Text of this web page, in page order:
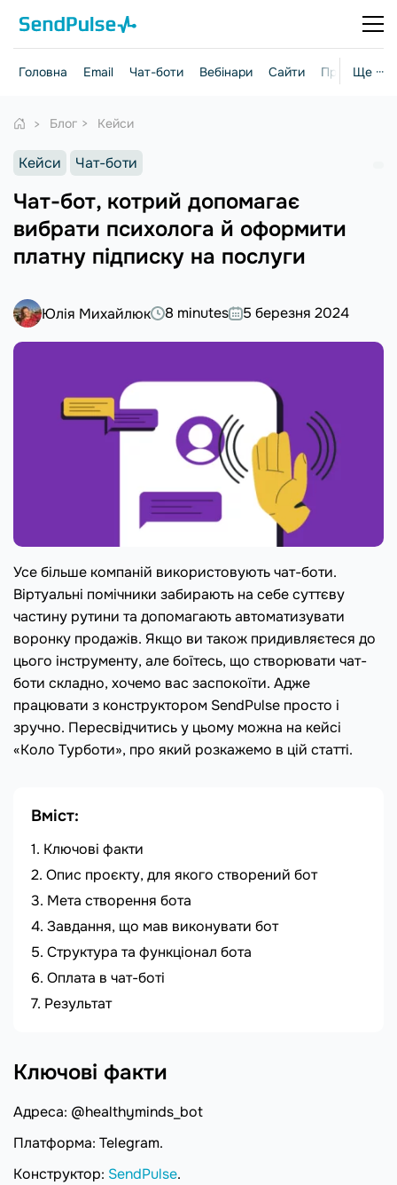
Ще ···
Головна Email Чат-боти Вебінари Сайти Практичні
Блог Кейси
Кейси Чат-боти
Чат-бот, котрий допомагає
вибрати психолога й оформити
платну підписку на послуги
Юлія Михайлюк 8 minutes 5 березня 2024
Усе більше компаній використовують чат-боти.
Віртуальні помічники забирають на себе суттєву
частину рутини та допомагають автоматизувати
воронку продажів. Якщо ви також придивляєтеся до
цього інструменту, але боїтесь, що створювати чат-
боти складно, хочемо вас заспокоїти. Адже
працювати з конструктором SendPulse просто і
зручно. Пересвідчитись у цьому можна на кейсі
«Коло Турботи», про який розкажемо в цій статті.
Вміст:
Ключові факти
Опис проєкту, для якого створений бот
Мета створення бота
Завдання, що мав виконувати бот
Структура та функціонал бота
Оплата в чат-боті
Результат
Ключові факти
Адреса: @healthyminds_bot
Платформа: Telegram.
Конструктор: SendPulse.